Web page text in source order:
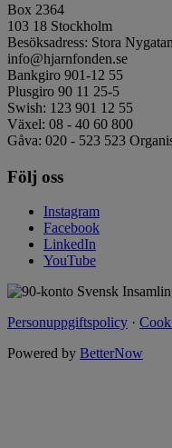
Box 2364
103 18 Stockholm
Besöksadress: Stora
info@hjarnfonden.se
Bankgiro 901-12 55
Plusgiro 90 11 25-5
Swish: 123 901 12 55
Växel: 08 - 40 60 800
Gåva: 020 - 523 523
Följ oss
Instagram
Facebook
LinkedIn
YouTube
Personuppgiftspolicy ·
Powered by BetterNow